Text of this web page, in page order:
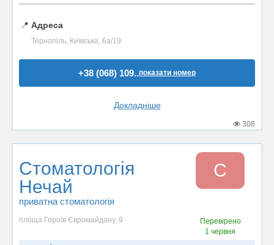
📍 Адреса
Тернопіль, Київська, 6а/19
+38 (068) 109..показати номер
Докладніше
308
Стоматологія
Нечай
приватна стоматологія
С
площа Героїв Євромайдану, 9
Перевірено
1 червня